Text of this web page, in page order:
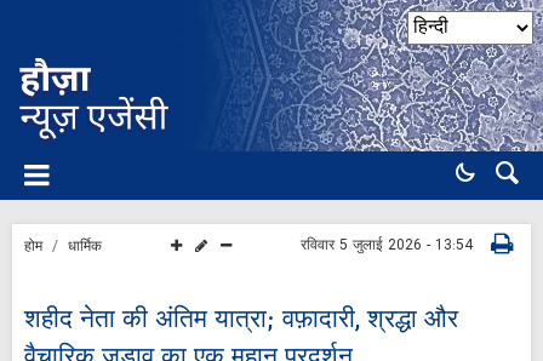
होम धार्मिक रविवार 5 जुलाई 2026 - 13:54
शहीद नेता की अंतिम यात्रा; वफ़ादारी, श्रद्धा और